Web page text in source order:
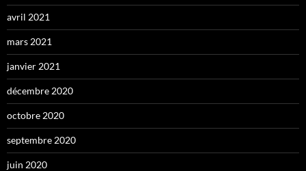
avril 2021
mars 2021
janvier 2021
décembre 2020
octobre 2020
septembre 2020
juin 2020